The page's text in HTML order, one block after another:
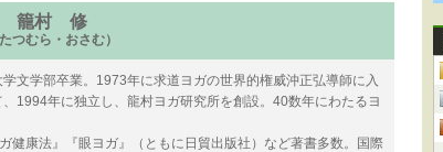
籠村 修
たつむら・おさむ）
文学部卒業。1973年に求道ヨガの世界的権威沖正弘導師に入
1994年に独立し、龍村ヨガ研究所を創設。40数年にわたるヨ
健康法』『眼ヨガ』（ともに日貿出版社）など著書多数。国際